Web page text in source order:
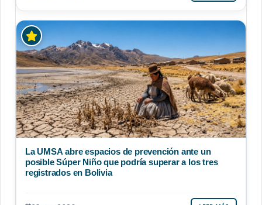
La UMSA abre espacios de prevención ante un
posible Súper Niño que podría superar a los tres
registrados en Bolivia